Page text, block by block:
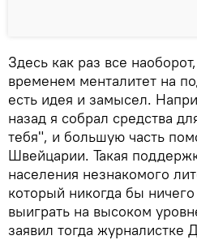
Здесь как раз все
временем менталитет на
есть идея и замысел.
назад я собрал средства
тебя", и большую часть
Швейцарии. Такая
населения незнакомого
который никогда бы
выиграть на высоком
заявил тогда журналистке